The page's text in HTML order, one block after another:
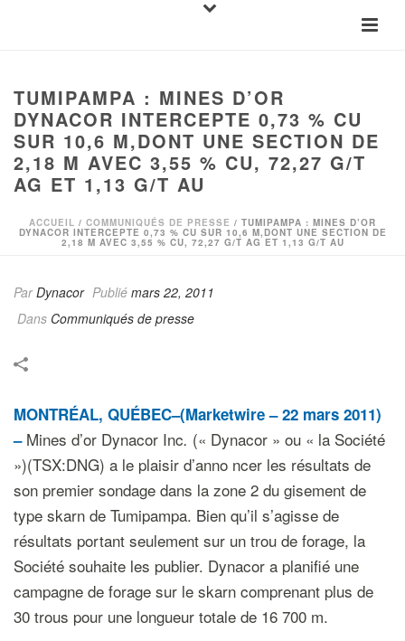
TUMIPAMPA : MINES D’OR
DYNACOR INTERCEPTE 0,73 % CU
SUR 10,6 M,DONT UNE SECTION DE
2,18 M AVEC 3,55 % CU, 72,27 G/T
AG ET 1,13 G/T AU
ACCUEIL / COMMUNIQUÉS DE PRESSE / TUMIPAMPA : MINES D’OR
DYNACOR INTERCEPTE 0,73 % CU SUR 10,6 M,DONT UNE SECTION DE
2,18 M AVEC 3,55 % CU, 72,27 G/T AG ET 1,13 G/T AU
ParDynacor Publié mars 22, 2011
Dans Communiqués de presse
MONTRÉAL, QUÉBEC–(Marketwire – 22 mars 2011)
–Mines d’or Dynacor Inc. (« Dynacor » ou « la Société
»)(TSX:DNG) a le plaisir d’anno ncer les résultats de
son premier sondage dans la zone 2 du gisement de
type skarn de Tumipampa. Bien qu’il s’agisse de
résultats portant seulement sur un trou de forage, la
Société souhaite les publier. Dynacor a planifié une
campagne de forage sur le skarn comprenant plus de
30 trous pour une longueur totale de 16 700 m.